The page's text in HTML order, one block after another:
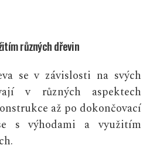
různých dřevin
se v závislosti na svých
v různých aspektech
až po dokončovací
s výhodami a využitím